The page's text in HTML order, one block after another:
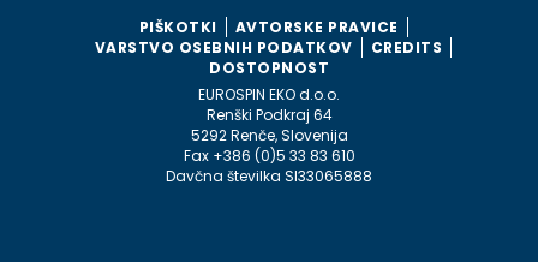
PIŠKOTKI
AVTORSKE PRAVICE
VARSTVO OSEBNIH PODATKOV
CREDITS
DOSTOPNOST
EUROSPIN EKO d.o.o.
Renški Podkraj 64
5292 Renče, Slovenija
Fax +386 (0)5 33 83 610
Davčna številka SI33065888